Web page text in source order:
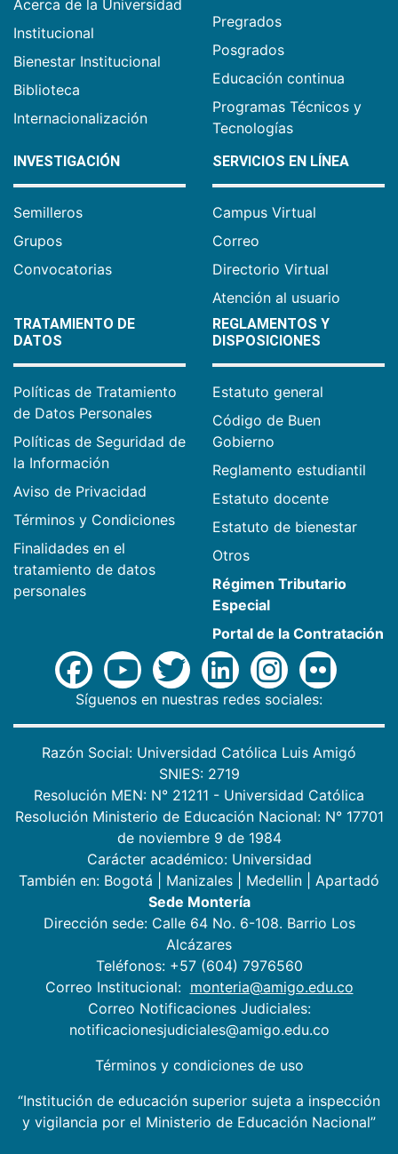
Acerca de la Universidad
Institucional
Bienestar Institucional
Biblioteca
Internacionalización
Pregrados
Posgrados
Educación continua
Programas Técnicos y
Tecnologías
INVESTIGACIÓN
Semilleros
Grupos
Convocatorias
SERVICIOS EN LÍNEA
Campus Virtual
Correo
Directorio Virtual
Atención al usuario
TRATAMIENTO DE
DATOS
Políticas de Tratamiento
de Datos Personales
Políticas de Seguridad de
la Información
Aviso de Privacidad
Términos y Condiciones
Finalidades en el
tratamiento de datos
personales
REGLAMENTOS Y
DISPOSICIONES
Estatuto general
Código de Buen
Gobierno
Reglamento estudiantil
Estatuto docente
Estatuto de bienestar
Otros
Régimen Tributario
Especial
Portal de la Contratación
Síguenos en nuestras redes sociales:
Razón Social: Universidad Católica Luis Amigó
SNIES: 2719
Resolución MEN: N° 21211 - Universidad Católica
Resolución Ministerio de Educación Nacional: N° 17701
de noviembre 9 de 1984
Carácter académico: Universidad
También en: Bogotá Manizales Medellin
Apartadó
Sede Montería
Dirección sede: Calle 64 No. 6-108. Barrio Los
Alcázares
Teléfonos: +57 (604) 7976560
Correo Institucional: monteria@amigo.edu.co
Correo Notificaciones Judiciales:
notificacionesjudiciales@amigo.edu.co
Términos y condiciones de uso
“Institución de educación superior sujeta a inspección
y vigilancia por el Ministerio de Educación Nacional”